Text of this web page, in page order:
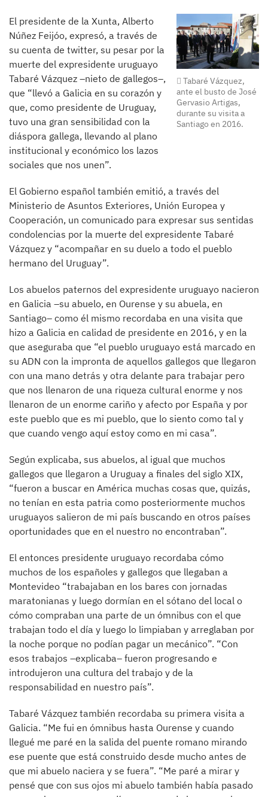
Tabaré Vázquez,
ante el busto de José
Gervasio Artigas,
durante su visita a
Santiago en 2016.
El presidente de la Xunta, Alberto
Núñez Feijóo, expresó, a través de
su cuenta de twitter, su pesar por la
muerte del expresidente uruguayo
Tabaré Vázquez –nieto de gallegos–,
que “llevó a Galicia en su corazón y
que, como presidente de Uruguay,
tuvo una gran sensibilidad con la
diáspora gallega, llevando al plano
institucional y económico los lazos
sociales que nos unen”.
El Gobierno español también emitió, a través del
Ministerio de Asuntos Exteriores, Unión Europea y
Cooperación, un comunicado para expresar sus sentidas
condolencias por la muerte del expresidente Tabaré
Vázquez y “acompañar en su duelo a todo el pueblo
hermano del Uruguay”.
Los abuelos paternos del expresidente uruguayo nacieron
en Galicia –su abuelo, en Ourense y su abuela, en
Santiago– como él mismo recordaba en una visita que
hizo a Galicia en calidad de presidente en 2016, y en la
que aseguraba que “el pueblo uruguayo está marcado en
su ADN con la impronta de aquellos gallegos que llegaron
con una mano detrás y otra delante para trabajar pero
que nos llenaron de una riqueza cultural enorme y nos
llenaron de un enorme cariño y afecto por España y por
este pueblo que es mi pueblo, que lo siento como tal y
que cuando vengo aquí estoy como en mi casa”.
Según explicaba, sus abuelos, al igual que muchos
gallegos que llegaron a Uruguay a finales del siglo XIX,
“fueron a buscar en América muchas cosas que, quizás,
no tenían en esta patria como posteriormente muchos
uruguayos salieron de mi país buscando en otros países
oportunidades que en el nuestro no encontraban”.
El entonces presidente uruguayo recordaba cómo
muchos de los españoles y gallegos que llegaban a
Montevideo “trabajaban en los bares con jornadas
maratonianas y luego dormían en el sótano del local o
cómo compraban una parte de un ómnibus con el que
trabajan todo el día y luego lo limpiaban y arreglaban por
la noche porque no podían pagar un mecánico”. “Con
esos trabajos –explicaba– fueron progresando e
introdujeron una cultura del trabajo y de la
responsabilidad en nuestro país”.
Tabaré Vázquez también recordaba su primera visita a
Galicia. “Me fui en ómnibus hasta Ourense y cuando
llegué me paré en la salida del puente romano mirando
ese puente que está construido desde mucho antes de
que mi abuelo naciera y se fuera”. “Me paré a mirar y
pensé que con sus ojos mi abuelo también había pasado